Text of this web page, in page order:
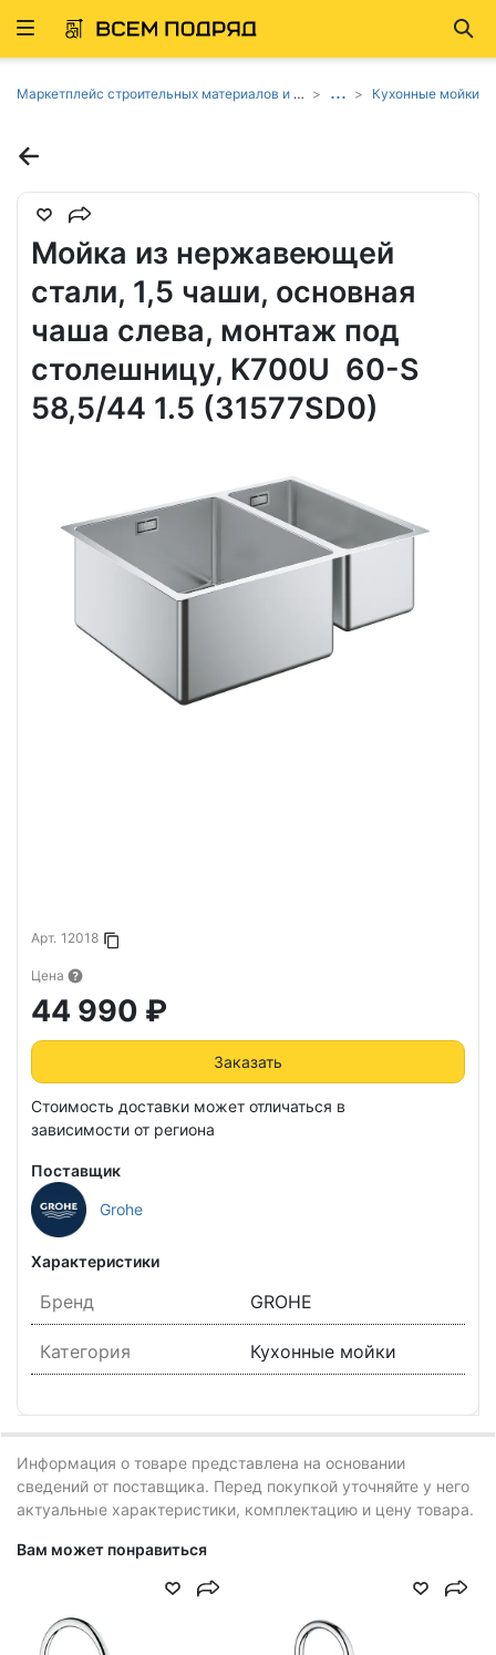
Развернуть
Маркетплейс строительных материалов и товаров ... Кухонные мойки
Мойка из нержавеющей
стали, 1,5 чаши, основная
чаша слева, монтаж под
столешницу, K700U 60-S
58,5/44 1.5 (31577SD0)
Арт. 12018
Копировать в буфер
Цена
44 990 ₽
Заказать
Стоимость доставки может отличаться в
зависимости от региона
Поставщик
Grohe
Характеристики
Бренд GROHE
Категория Кухонные мойки
Информация о товаре представлена на основании
сведений от поставщика. Перед покупкой уточняйте у него
актуальные характеристики, комплектацию и цену товара.
Вам может понравиться